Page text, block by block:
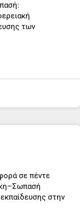
των
σε πέντε
στην